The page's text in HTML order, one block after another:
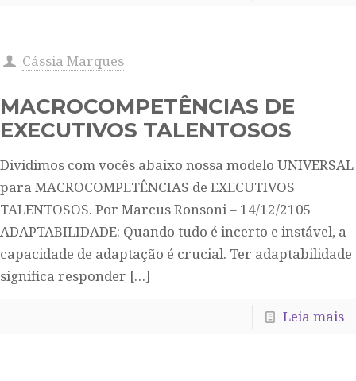
Cássia Marques
MACROCOMPETÊNCIAS DE
EXECUTIVOS TALENTOSOS
Dividimos com vocês abaixo nossa modelo UNIVERSAL
para MACROCOMPETÊNCIAS de EXECUTIVOS
TALENTOSOS. Por Marcus Ronsoni – 14/12/2105
ADAPTABILIDADE: Quando tudo é incerto e instável, a
capacidade de adaptação é crucial. Ter adaptabilidade
significa responder […]
Leia mais